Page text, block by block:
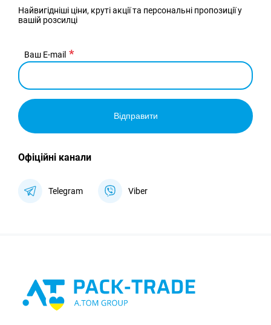
Найвигідніші ціни, круті акції та персональні пропозиції у
вашій розсилці
Ваш E-mail
Відправити
Офіційні канали
Telegram Viber